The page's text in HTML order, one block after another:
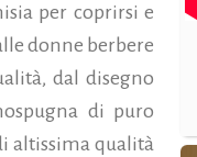
per coprirsi e
donne berbere
dal disegno
di puro
altissima qualità